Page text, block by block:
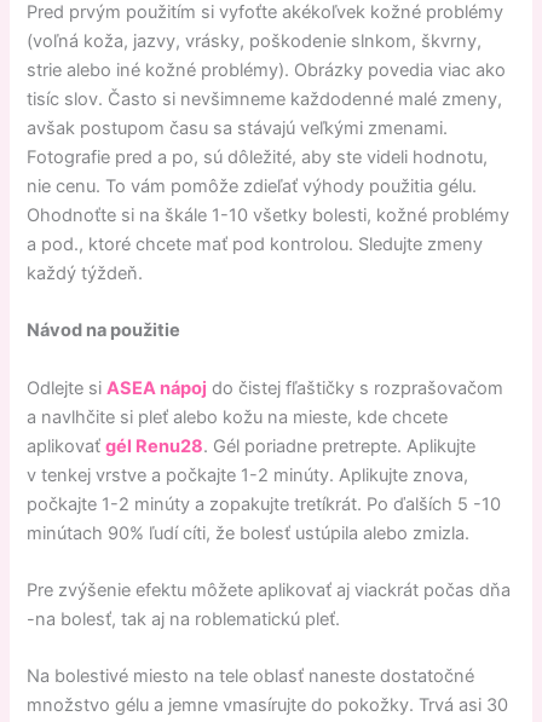
Pred prvým použitím si vyfoťte akékoľvek kožné problémy
(voľná koža, jazvy, vrásky, poškodenie slnkom, škvrny,
strie alebo iné kožné problémy). Obrázky povedia viac ako
tisíc slov. Často si nevšimneme každodenné malé zmeny,
avšak postupom času sa stávajú veľkými zmenami.
Fotografie pred a po, sú dôležité, aby ste videli hodnotu,
nie cenu. To vám pomôže zdieľať výhody použitia gélu.
Ohodnoťte si na škále 1-10 všetky bolesti, kožné problémy
a pod., ktoré chcete mať pod kontrolou. Sledujte zmeny
každý týždeň.
Návod na použitie
Odlejte siASEA nápoj do čistej fľaštičky s rozprašovačom
a navlhčite si pleť alebo kožu na mieste, kde chcete
aplikovaťgél Renu28. Gél poriadne pretrepte. Aplikujte
v tenkej vrstve a počkajte 1-2 minúty. Aplikujte znova,
počkajte 1-2 minúty a zopakujte tretíkrát. Po ďalších 5 -10
minútach 90% ľudí cíti, že bolesť ustúpila alebo zmizla.
Pre zvýšenie efektu môžete aplikovať aj viackrát počas dňa
-na bolesť, tak aj na roblematickú pleť.
Na bolestivé miesto na tele oblasť naneste dostatočné
množstvo gélu a jemne vmasírujte do pokožky. Trvá asi 30